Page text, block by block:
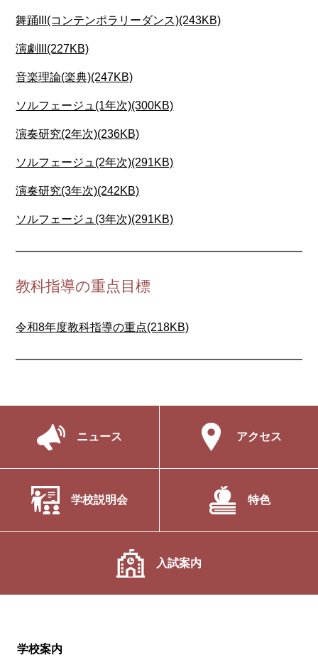
舞踊III(コンテンポラリーダンス)(243KB)
演劇III(227KB)
音楽理論(楽典)(247KB)
ソルフェージュ(1年次)(300KB)
演奏研究(2年次)(236KB)
ソルフェージュ(2年次)(291KB)
演奏研究(3年次)(242KB)
ソルフェージュ(3年次)(291KB)
教科指導の重点目標
令和8年度教科指導の重点(218KB)
ニュース アクセス
学校説明会 特色
入試案内
学校案内